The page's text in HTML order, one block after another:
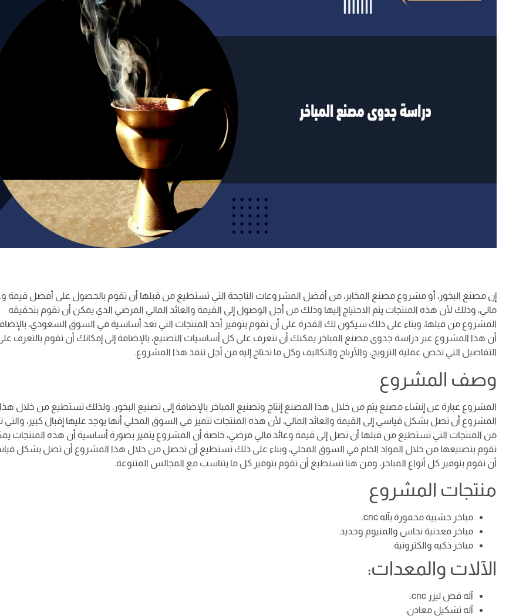
إن مصنع البخور، أو مشروع مصنع المخابر، من أفضل المشروعات الناجحة التي تستطيع من قبلها أن تقوم بالحصول على أفضل قيمة
مالي، وذلك لأن هذه المنتجات يتم الاحتياج إليها وذلك من أجل الوصول إلى القيمة والعائد المالي المرضي الذي يمكن أن تقوم بتحقيقه
المشروع من قبلها، وبناء على ذلك سيكون لك القدرة على أن تقوم بتوفير أحد المنتجات التي تعد أساسية في السوق السعودي،
أن هذا المشروع عبر دراسة جدوى مصنع المباخر يمكنك أن تتعرف على كل أساسيات التصنيع، بالإضافة إلى إمكانك أن تقوم بالتعرف
التفاصيل التي تخص عملية الترويج، والأرباح والتكاليف وكل ما تحتاج إليه من أجل تنفذ هذا المشروع.
وصف المشروع
المشروع عبارة عن إنشاء مصنع يتم من خلال هذا المصنع إنتاج وتصنيع المباخر بالإضافة إلى تصنيع البخور، ولذلك تستطيع من خلال هذا
المشروع أن تصل بشكل قياسي إلى القيمة والعائد المالي، لأن هذه المنتجات تتميز في السوق المحلي أنها يوجد عليها إقبال كبير، والتي
من المنتجات التي تستطيع من قبلها أن تصل إلى قيمة وعائد مالي مرضي، خاصة أن المشروع يتميز بصورة أساسية أن هذه المنتجات
تقوم بتصنيعها من خلال المواد الخام في السوق المحلي، وبناء على ذلك تستطيع أن تحصل من خلال هذا المشروع أن تصل بشكل
أن تقوم بتوفير كل أنواع المباخر، ومن هنا تستطيع أن تقوم بتوفير كل ما يتناسب مع المجالس المتنوعة.
منتجات المشروع
مباخر خشبية محفورة بآله cnc.
مباخر معدنية نحاس والمنيوم وحديد.
مباخر ذكيه والكترونية.
الآلات والمعدات:
آله قص ليزر cnc.
آله تشكيل معادن.